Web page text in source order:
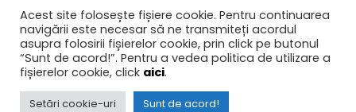
Contact
Ultima modificare a paginii 04/03/2023
Acest site folosește fișiere cookie. Pentru continuarea
navigării este necesar să ne transmiteți acordul
asupra folosirii fișierelor cookie, prin click pe butonul
“Sunt de acord!”. Pentru a vedea politica de utilizare a
fișierelor cookie, click aici.
Setări cookie-uri Sunt de acord!